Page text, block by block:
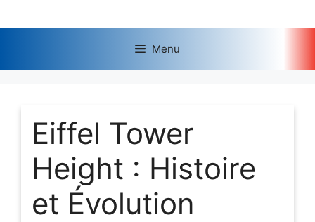
au
Menu
Eiffel Tower
Height : Histoire
et Évolution